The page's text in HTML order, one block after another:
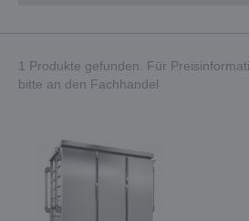
1 Produkte gefunden. Für
bitte an den Fachhandel